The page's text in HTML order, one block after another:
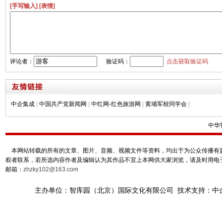
[手写输入] [表情]
评论者： 验证码： 点击获取验证码
中企集成 中国共产党新闻网 中红网-红色旅游网 黄埔军校同学会
中华
本网站转载的所有的文章、图片、音频、视频文件等资料，均出于为公众传播
权者联系，若所选内容作者及编辑认为其作品不宜上本网供大家浏览，请及时用
邮箱： zhzky102@163.com
主办单位：智库园（北京）国际文化有限公司 技术支持：